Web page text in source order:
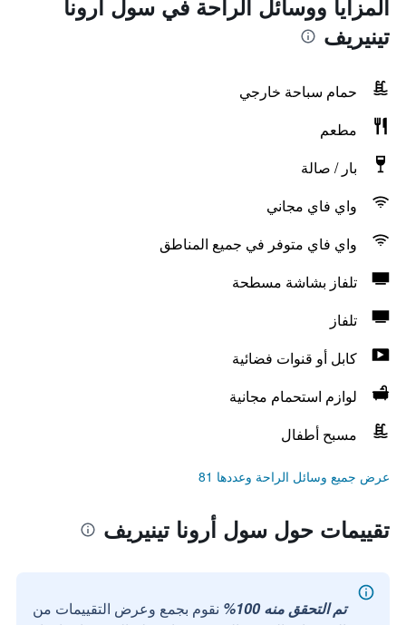
المزايا ووسائل الراحة في سول أرونا
تينيريف
حمام سباحة خارجي
مطعم
بار / صالة
واي فاي مجاني
واي فاي متوفر في جميع المناطق
تلفاز بشاشة مسطحة
تلفاز
كابل أو قنوات فضائية
لوازم استحمام مجانية
مسبح أطفال
عرض جميع وسائل الراحة وعددها 81
تقييمات حول سول أرونا تينيريف
تم التحقق منه 100%
نقوم بجمع وعرض التقييمات من